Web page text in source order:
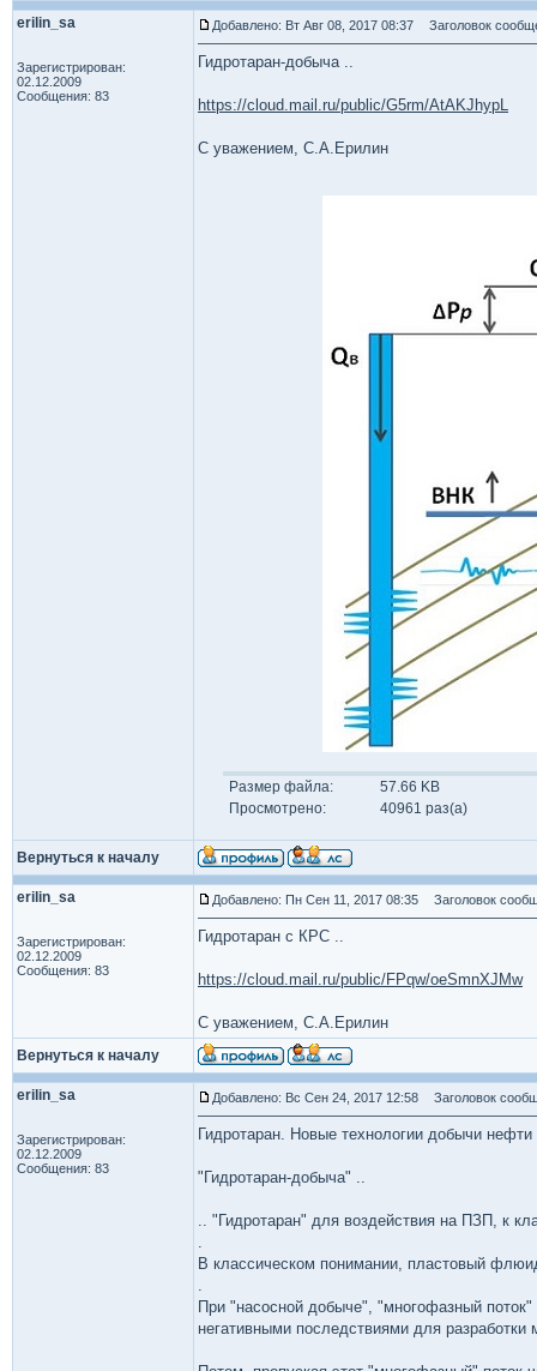
erilin_sa
Зарегистрирован:
02.12.2009
Сообщения: 83
Добавлено: Вт Авг 08, 2017 08:37 Заголовок
Гидротаран-добыча ..
https://cloud.mail.ru/public/G5rm/AtAKJhypL
С уважением, С.А.Ерилин
Размер файла:
57.66 KB
Просмотрено:
40961 раз(а)
Вернуться к началу
erilin_sa
Зарегистрирован:
02.12.2009
Сообщения: 83
Добавлено: Пн Сен 11, 2017 08:35 Заголовок
Гидротаран с КРС ..
https://cloud.mail.ru/public/FPqw/oeSmnXJMw
С уважением, С.А.Ерилин
Вернуться к началу
erilin_sa
Зарегистрирован:
02.12.2009
Сообщения: 83
Добавлено: Вс Сен 24, 2017 12:58 Заголовок
Гидротаран. Новые технологии добычи нефти
"Гидротаран-добыча" ..
.. "Гидротаран" для воздействия на ПЗП, к
.
В классическом понимании, пластовый
.
При "насосной добыче", "многофазный
негативными последствиями для разработки